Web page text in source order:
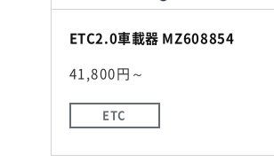
ETC2.0車載器 MZ608854
41,800円～
ETC